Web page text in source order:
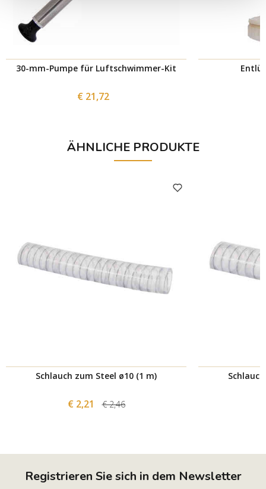
30-mm-Pumpe für Luftschwimmer-Kit
€ 21,72
ÄHNLICHE PRODUKTE
Schlauch zum Steel ø10 (1 m)
€ 2,21 € 2,46
Registrieren Sie sich in dem Newsletter